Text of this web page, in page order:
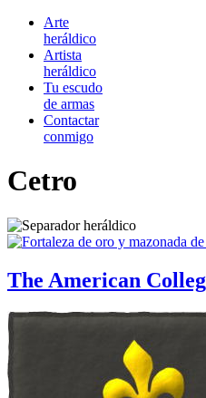
Arte
heráldico
Artista
heráldico
Tu escudo
de armas
Contactar
conmigo
Cetro
The American